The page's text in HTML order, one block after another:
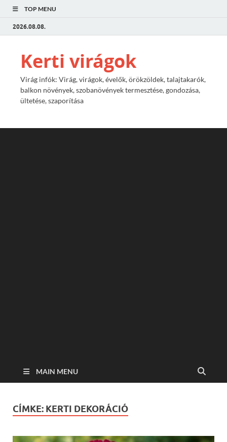
TOP MENU
2026.08.08.
Kerti virágok
Virág infók: Virág, virágok, évelők, örökzöldek, talajtakarók,
balkon növények, szobanövények termesztése, gondozása,
ültetése, szaporítása
MAIN MENU
CÍMKE: KERTI DEKORÁCIÓ